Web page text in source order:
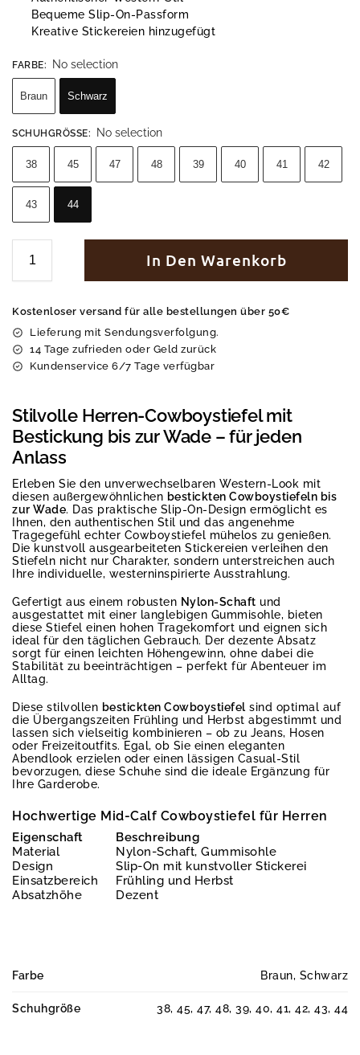
Bequeme Slip-On-Passform
Kreative Stickereien hinzugefügt
FARBE: No selection
Braun Schwarz
SCHUHGRÖSSE : No selection
38 45 47 48 39 40 41 42
43 44
In Den Warenkorb
Kostenloser versand für alle bestellungen über 50€
Lieferung mit Sendungsverfolgung.
14 Tage zufrieden oder Geld zurück
Kundenservice 6/7 Tage verfügbar
Stilvolle Herren-Cowboystiefel mit
Bestickung bis zur Wade – für jeden
Anlass
Erleben Sie den unverwechselbaren Western-Look mit
diesen außergewöhnlichen bestickten Cowboystiefeln bis
zur Wade. Das praktische Slip-On-Design ermöglicht es
Ihnen, den authentischen Stil und das angenehme
Tragegefühl echter Cowboystiefel mühelos zu genießen.
Die kunstvoll ausgearbeiteten Stickereien verleihen den
Stiefeln nicht nur Charakter, sondern unterstreichen auch
Ihre individuelle, westerninspirierte Ausstrahlung.
Gefertigt aus einem robusten Nylon-Schaft und
ausgestattet mit einer langlebigen Gummisohle, bieten
diese Stiefel einen hohen Tragekomfort und eignen sich
ideal für den täglichen Gebrauch. Der dezente Absatz
sorgt für einen leichten Höhengewinn, ohne dabei die
Stabilität zu beeinträchtigen – perfekt für Abenteuer im
Alltag.
Diese stilvollen bestickten Cowboystiefelsind optimal auf
die Übergangszeiten Frühling und Herbst abgestimmt und
lassen sich vielseitig kombinieren – ob zu Jeans, Hosen
oder Freizeitoutfits. Egal, ob Sie einen eleganten
Abendlook erzielen oder einen lässigen Casual-Stil
bevorzugen, diese Schuhe sind die ideale Ergänzung für
Ihre Garderobe.
Hochwertige Mid-Calf Cowboystiefel für Herren
Eigenschaft
Beschreibung
Material
Nylon-Schaft, Gummisohle
Design
Slip-On mit kunstvoller Stickerei
Einsatzbereich
Frühling und Herbst
Absatzhöhe
Dezent
Farbe Braun, Schwarz
Schuhgröße 38, 45, 47, 48, 39, 40, 41, 42, 43, 44